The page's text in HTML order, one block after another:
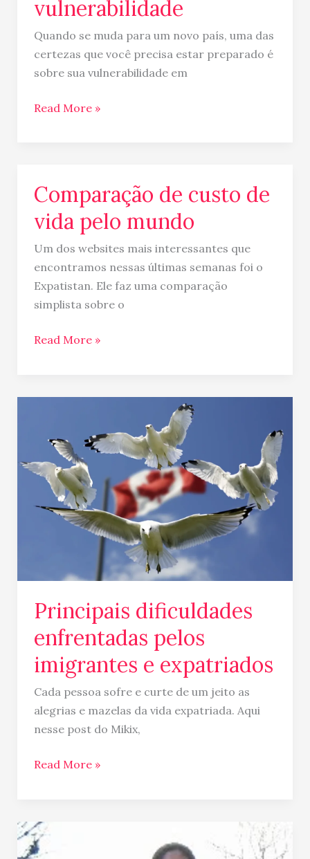
vulnerabilidade
Quando se muda para um novo país, uma das
certezas que você precisa estar preparado é
sobre sua vulnerabilidade em
Read More »
Comparação de custo de
vida pelo mundo
Um dos websites mais interessantes que
encontramos nessas últimas semanas foi o
Expatistan. Ele faz uma comparação
simplista sobre o
Comparação
custo
de
vida
pelo
mundo
Read More »
Principais dificuldades
enfrentadas pelos
imigrantes e expatriados
Cada pessoa sofre e curte de um jeito as
alegrias e mazelas da vida expatriada. Aqui
nesse post do Mikix,
enfrentadas
pelos
imigrantes
expatriados
Read More »
Rotterdam
&